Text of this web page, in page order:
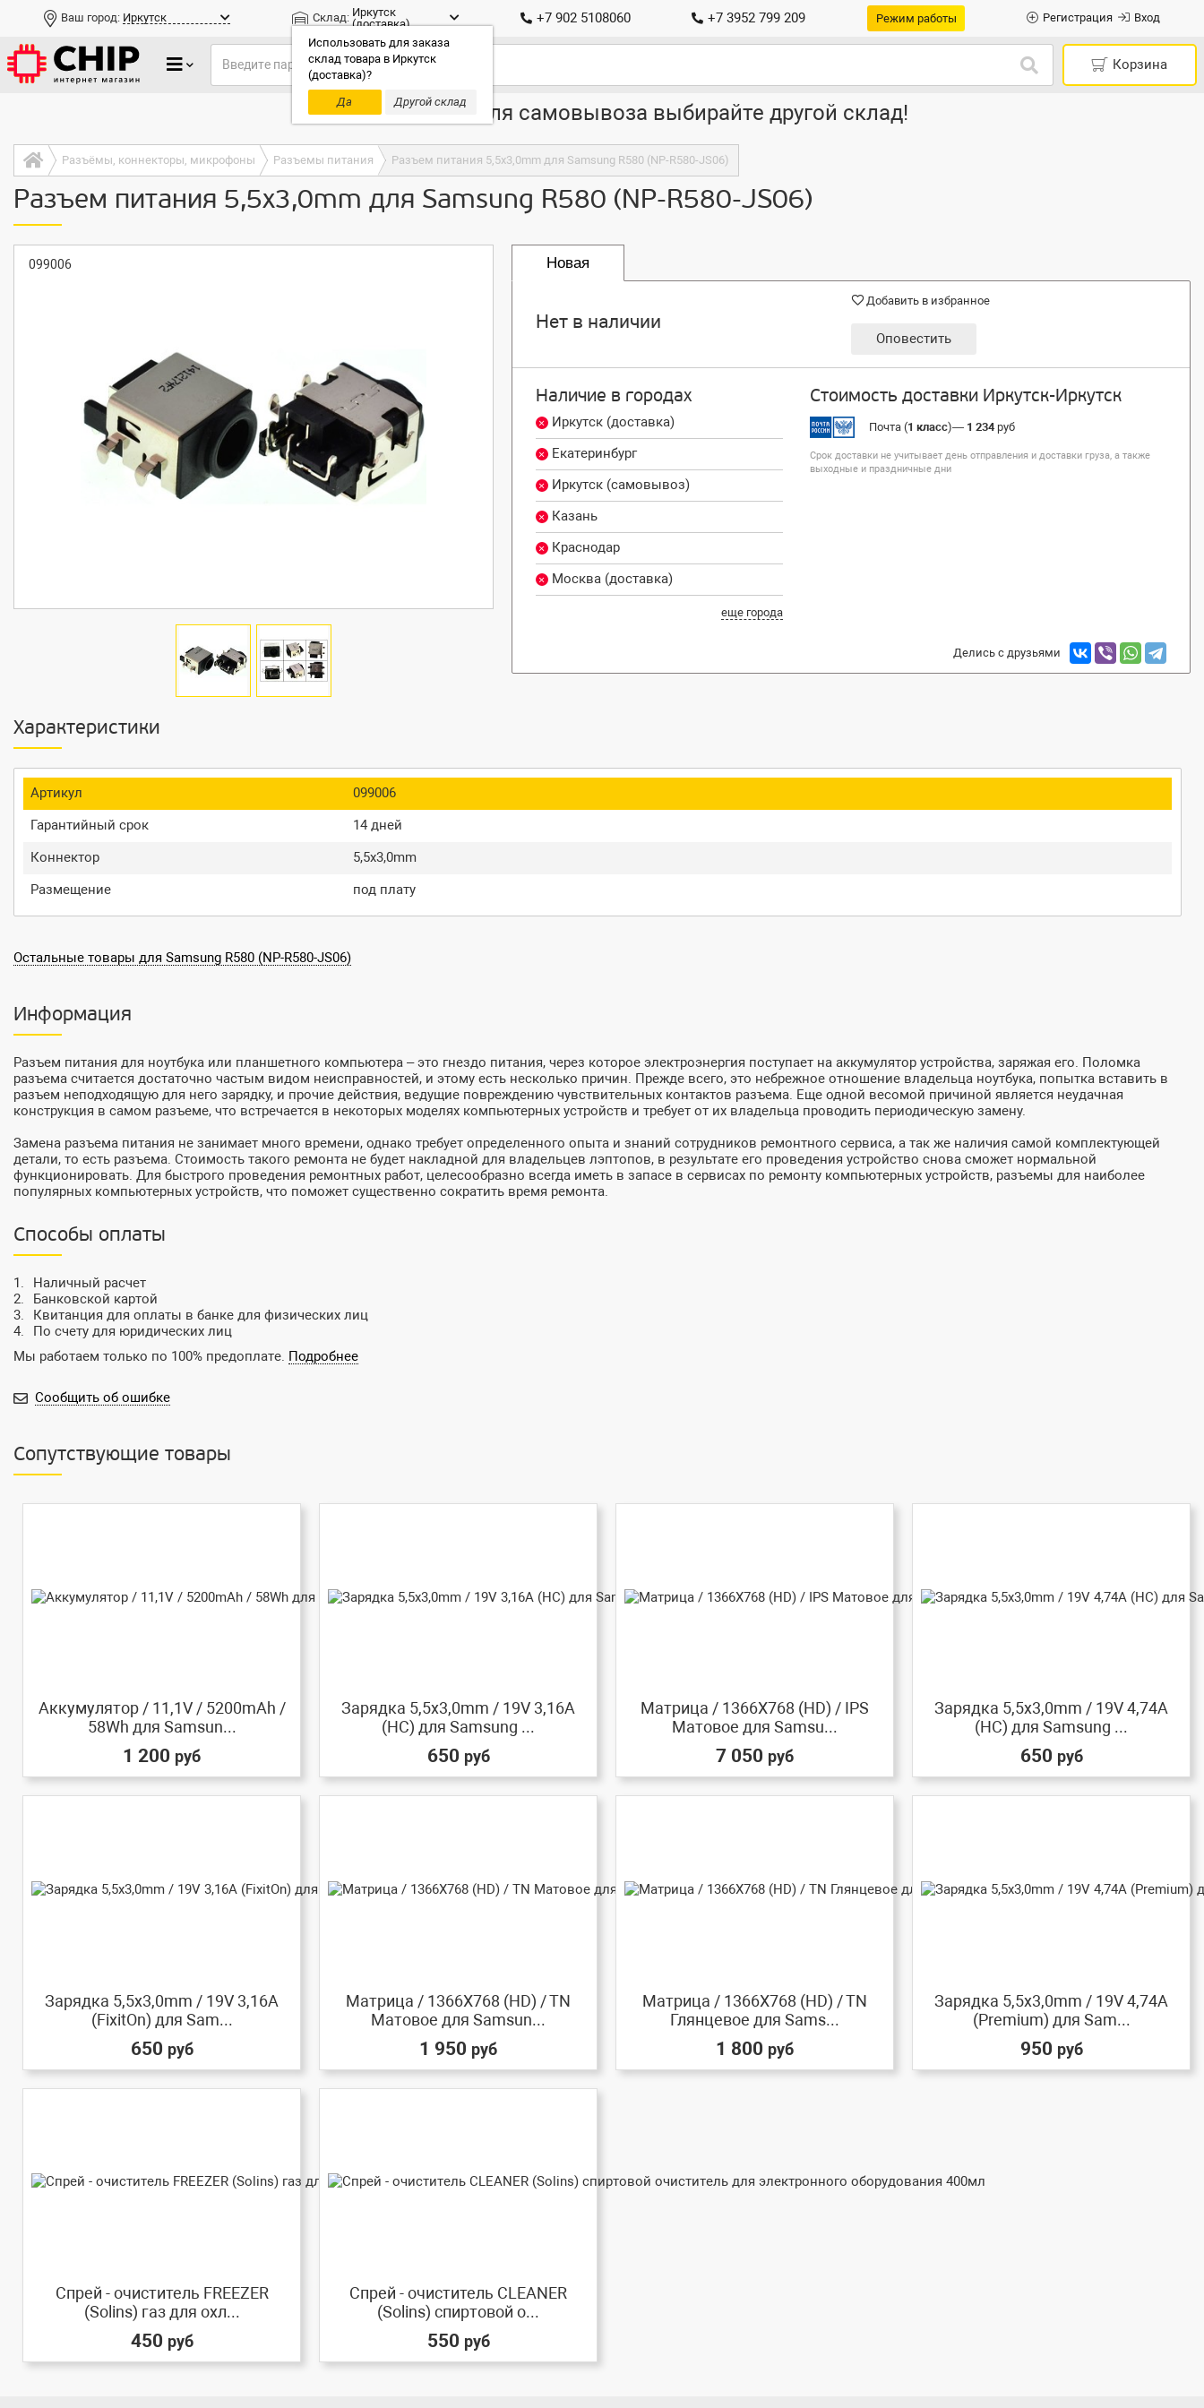
Ваш город: Иркутск Склад: Иркутск
(доставка)
Использовать для заказа
склад товара в Иркутск
(доставка)?
Да
Другой склад
+7 902 5108060 +7 3952 799 209 Режим работы Регистрация Вход
Корзина
Только доставка, для самовывоза выбирайте другой склад!
Разъёмы, коннекторы, микрофоны Разъемы питания Разъем питания 5,5x3,0mm для Samsung R580 (NP-R580-JS06)
Разъем питания 5,5x3,0mm для Samsung R580 (NP-R580-JS06)
099006 Новая
Нет в наличии
Добавить в избранное
Оповестить
Наличие в городах
Иркутск (доставка)
Екатеринбург
Иркутск (самовывоз)
Казань
Краснодар
Москва (доставка)
еще города
Стоимость доставки Иркутск-Иркутск
Почта (1 класс)— 1 234руб
Срок доставки не учитывает день отправления и доставки груза, а также
выходные и праздничные дни
Делись с друзьями
Характеристики
Артикул
099006
Гарантийный срок
14 дней
Коннектор
5,5x3,0mm
Размещение
под плату
Остальные товары для Samsung R580 (NP-R580-JS06)
Информация
Разъем питания для ноутбука или планшетного компьютера – это гнездо питания, через которое электроэнергия поступает на аккумулятор устройства, заряжая его. Поломка
разъема считается достаточно частым видом неисправностей, и этому есть несколько причин. Прежде всего, это небрежное отношение владельца ноутбука, попытка вставить в
разъем неподходящую для него зарядку, и прочие действия, ведущие повреждению чувствительных контактов разъема. Еще одной весомой причиной является неудачная
конструкция в самом разъеме, что встречается в некоторых моделях компьютерных устройств и требует от их владельца проводить периодическую замену.
Замена разъема питания не занимает много времени, однако требует определенного опыта и знаний сотрудников ремонтного сервиса, а так же наличия самой комплектующей
детали, то есть разъема. Стоимость такого ремонта не будет накладной для владельцев лэптопов, в результате его проведения устройство снова сможет нормальной
функционировать. Для быстрого проведения ремонтных работ, целесообразно всегда иметь в запасе в сервисах по ремонту компьютерных устройств, разъемы для наиболее
популярных компьютерных устройств, что поможет существенно сократить время ремонта.
Способы оплаты
Наличный расчет
Банковской картой
Квитанция для оплаты в банке для физических лиц
По счету для юридических лиц
Мы работаем только по 100% предоплате. Подробнее
Сообщить об ошибке
Сопутствующие товары
Аккумулятор / 11,1V / 5200mAh /
58Wh для Samsun...
1 200 руб
Зарядка 5,5x3,0mm / 19V 3,16A
(HC) для Samsung ...
650 руб
Матрица / 1366X768 (HD) / IPS
Матовое для Samsu...
7 050 руб
Зарядка 5,5x3,0mm / 19V 4,74A
(HC) для Samsung ...
650 руб
Зарядка 5,5x3,0mm / 19V 3,16A
(FixitOn) для Sam...
650 руб
Матрица / 1366X768 (HD) / TN
Матовое для Samsun...
1 950 руб
Матрица / 1366X768 (HD) / TN
Глянцевое для Sams...
1 800 руб
Зарядка 5,5x3,0mm / 19V 4,74A
(Premium) для Sam...
950 руб
Спрей - очиститель FREEZER
(Solins) газ для охл...
450 руб
Спрей - очиститель CLEANER
(Solins) спиртовой о...
550 руб